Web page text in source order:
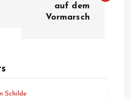
auf dem
Vormarsch